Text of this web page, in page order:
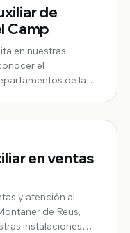
de
Camp
en nuestras
el
de la
dudas y inquietu
en ventas
y atención al
de Reus,
instalaciones